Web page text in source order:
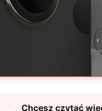
Chcesz czytać